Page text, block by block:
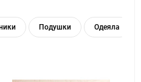
Подушки Одеяла